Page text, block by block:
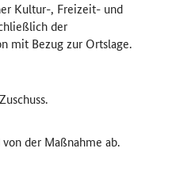
Kultur-, Freizeit- und
der
mit Bezug zur Ortslage.
der Maßnahme ab.